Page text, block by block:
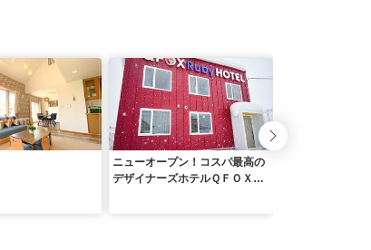
ニューオープン！コスパ最高の
デザイナーズホテルＱＦＯＸ